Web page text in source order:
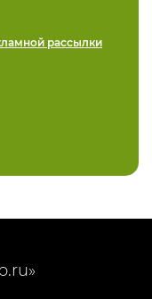
рассылки